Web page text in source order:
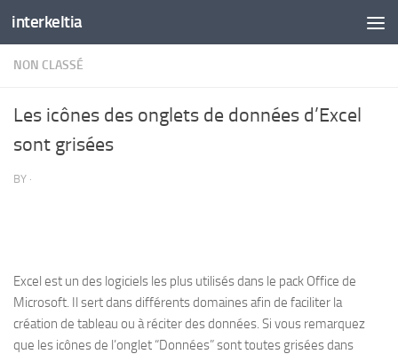
Skip to content
interkeltia
NON CLASSÉ
Les icônes des onglets de données d’Excel
sont grisées
BY ·
Excel est un des logiciels les plus utilisés dans le pack Office de
Microsoft. Il sert dans différents domaines afin de faciliter la
création de tableau ou à réciter des données. Si vous remarquez
que les icônes de l’onglet “Données” sont toutes grisées dans